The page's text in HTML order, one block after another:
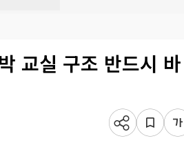
교실 구조 반드시 바